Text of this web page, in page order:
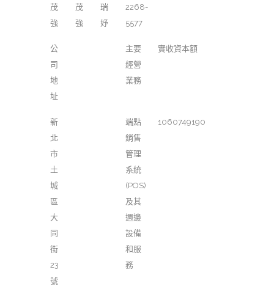
茂
強
茂
強
瑞
妤
2268-
5577
公
司
地
址
主要
經營
業務
實收資本額
新
北
市
土
城
區
大
同
街
23
號
端點
銷售
管理
系統
(POS)
及其
週邊
設備
和服
務
1060749190